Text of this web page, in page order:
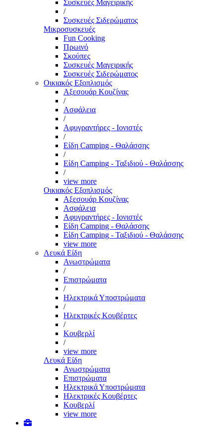
Συσκευές Μαγειρικής
/
Συσκευές Σιδερώματος
Μικροσυσκευές
Fun Cooking
Πρωινό
Σκούπες
Συσκευές Μαγειρικής
Συσκευές Σιδερώματος
Οικιακός Εξοπλισμός
Αξεσουάρ Κουζίνας
/
Ασφάλεια
/
Αφυγραντήρες - Ιονιστές
/
Είδη Camping - Θαλάσσης
/
Είδη Camping - Ταξιδιού - Θαλάσσης
/
view more
Οικιακός Εξοπλισμός
Αξεσουάρ Κουζίνας
Ασφάλεια
Αφυγραντήρες - Ιονιστές
Είδη Camping - Θαλάσσης
Είδη Camping - Ταξιδιού - Θαλάσσης
view more
Λευκά Είδη
Ανωστρώματα
/
Επιστρώματα
/
Ηλεκτρικά Υποστρώματα
/
Ηλεκτρικές Κουβέρτες
/
Κουβερλί
/
view more
Λευκά Είδη
Ανωστρώματα
Επιστρώματα
Ηλεκτρικά Υποστρώματα
Ηλεκτρικές Κουβέρτες
Κουβερλί
view more